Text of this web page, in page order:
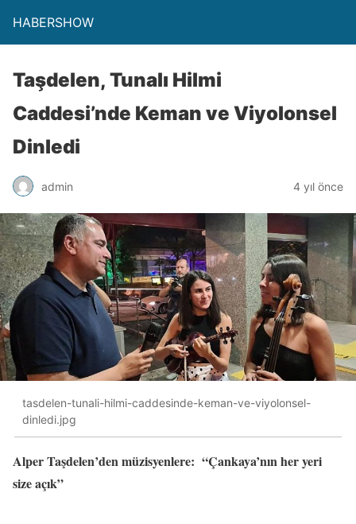
HABERSHOW
Taşdelen, Tunalı Hilmi
Caddesi’nde Keman ve Viyolonsel
Dinledi
admin 4 yıl önce
tasdelen-tunali-hilmi-caddesinde-keman-ve-viyolonsel-
dinledi.jpg
Alper Taşdelen’den müzisyenlere: “Çankaya’nın her yeri
size açık”